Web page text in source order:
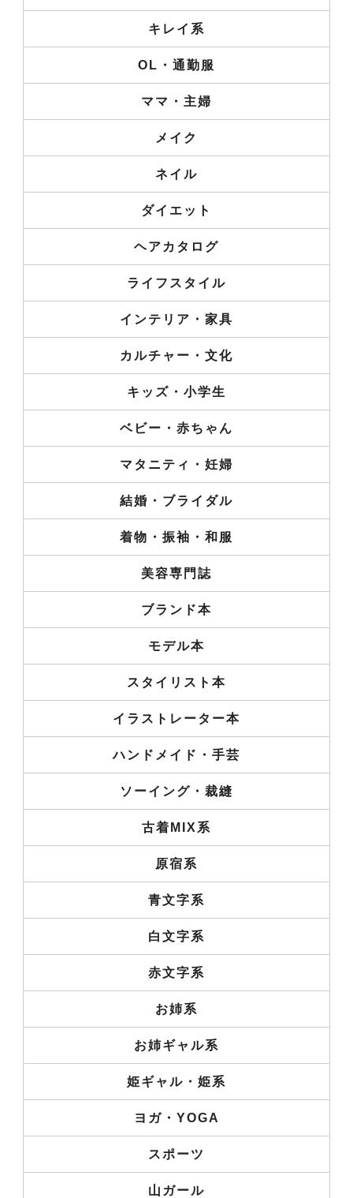
キレイ系
OL・通勤服
ママ・主婦
メイク
ネイル
ダイエット
ヘアカタログ
ライフスタイル
インテリア・家具
カルチャー・文化
キッズ・小学生
ベビー・赤ちゃん
マタニティ・妊婦
結婚・ブライダル
着物・振袖・和服
美容専門誌
ブランド本
モデル本
スタイリスト本
イラストレーター本
ハンドメイド・手芸
ソーイング・裁縫
古着MIX系
原宿系
青文字系
白文字系
赤文字系
お姉系
お姉ギャル系
姫ギャル・姫系
ヨガ・YOGA
スポーツ
山ガール